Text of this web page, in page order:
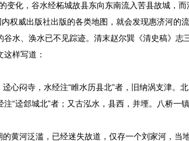
变化，谷水经柘城故县东向东南流入苦县故城，
权威出版社出版的各类地图，就会发现惠济河的
水、涣水已不见踪迹。清末赵尔巽《清史稿》志
样写道：
心闷寺，水经注“睢水历县北”者，旧纳涡支津。
“迳郐城北”者；又古泓水，县西，并堙。八桥一镇
黄河泛滥，已经迷失故道，仅存一个刘家河，当